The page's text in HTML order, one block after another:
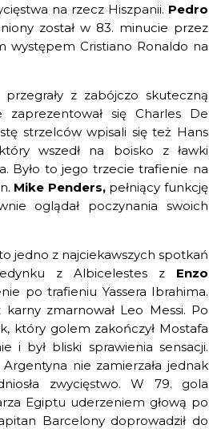
na rzecz Hiszpanii. Pedro
został w 83. minucie przez
występem Cristiano Ronaldo na
z zabójczo skuteczną
zaprezentował się Charles De
strzelców wpisali się też Hans
wszedł na boisko z ławki
Było to jego trzecie trafienie na
Mike Penders,pełniący funkcję
oglądał poczynania swoich
jedno z najciekawszych spotkań
z Albicelestes z Enzo
po trafieniu Yassera Ibrahima.
zmarnował Leo Messi. Po
który golem zakończył Mostafa
i był bliski sprawienia sensacji.
nie zamierzała jednak
zwycięstwo. W 79. gola
Egiptu uderzeniem głową po
Barcelony doprowadził do